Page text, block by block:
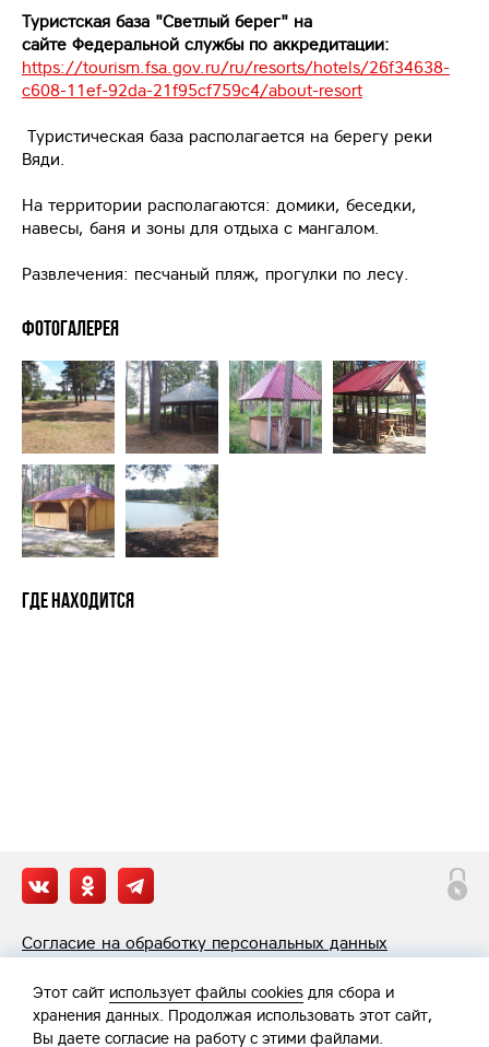
Туристская база "Светлый берег" на
сайте Федеральной службы по аккредитации:
https://tourism.fsa.gov.ru/ru/resorts/hotels/26f34638-
c608-11ef-92da-21f95cf759c4/about-resort
Туристическая база располагается на берегу реки
Вяди.
На территории располагаются: домики, беседки,
навесы, баня и зоны для отдыха с мангалом.
Развлечения: песчаный пляж, прогулки по лесу.
Фотогалерея
Где находится
Согласие на обработку персональных данных
Этот сайт использует файлы cookies для сбора и
хранения данных. Продолжая использовать этот сайт,
Вы даете согласие на работу с этими файлами.